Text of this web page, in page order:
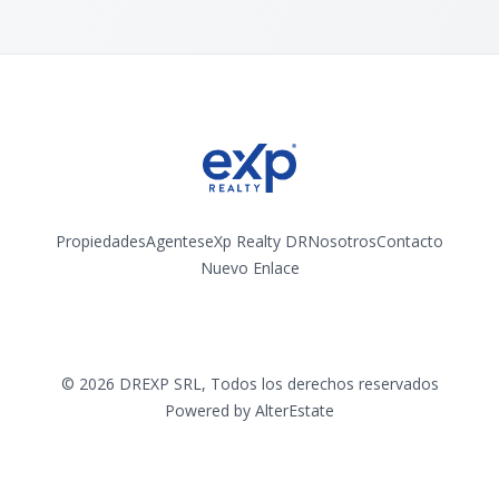
PropiedadesAgenteseXp Realty DRNosotrosContacto
Nuevo Enlace
© 2026 DREXP SRL, Todos los derechos reservados
Powered by AlterEstate